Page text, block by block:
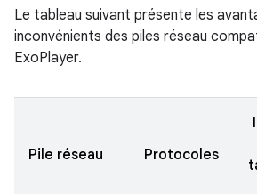
Le tableau suivant présente les
inconvénients des piles réseau
ExoPlayer.
Pile réseau Protocoles